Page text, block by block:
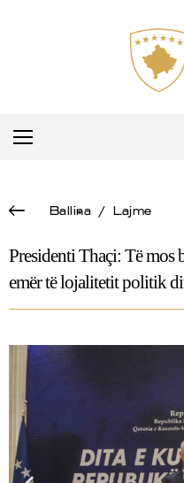
Ballina/ Lajme
Presidenti Thaçi: Të mos
emër të lojalitetit politik